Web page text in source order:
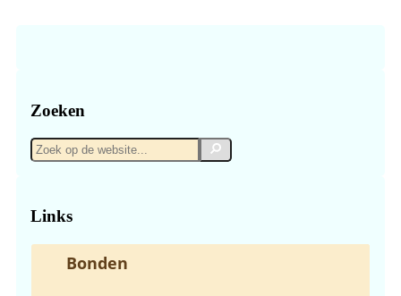
Zoeken
Zoek
op
Zoek
Links
Bonden